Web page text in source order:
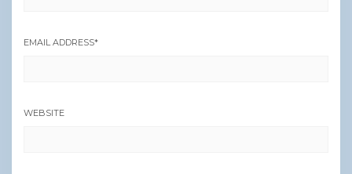
EMAIL ADDRESS*
WEBSITE